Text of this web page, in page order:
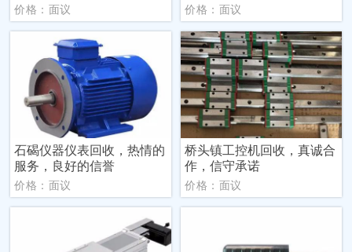
价格：面议 价格：面议
石碣仪器仪表回收，热情的
服务，良好的信誉
价格：面议
桥头镇工控机回收，真诚合
作，信守承诺
价格：面议